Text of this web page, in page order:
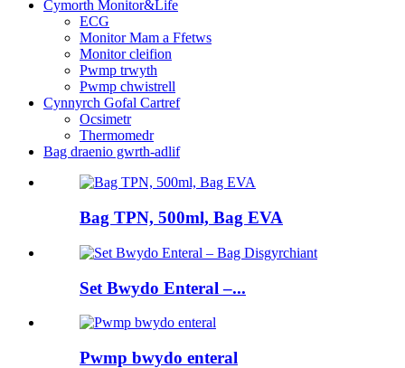
Cymorth Monitor&Life
ECG
Monitor Mam a Ffetws
Monitor cleifion
Pwmp trwyth
Pwmp chwistrell
Cynnyrch Gofal Cartref
Ocsimetr
Thermomedr
Bag draenio gwrth-adlif
Bag TPN, 500ml, Bag EVA
Set Bwydo Enteral –...
Pwmp bwydo enteral